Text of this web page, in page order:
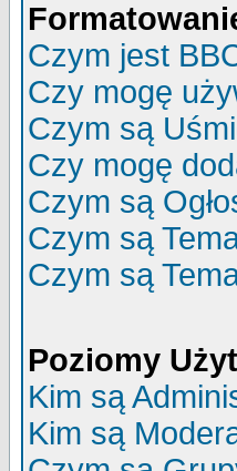
Czym jest
Czy mogę
Czym są
Czy mogę
Czym są
Czym są
Czym są
Poziomy
Kim są
Kim są